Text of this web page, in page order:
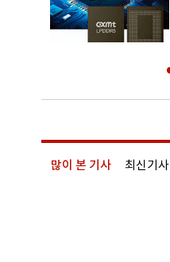
많이 본 기사 최신기사